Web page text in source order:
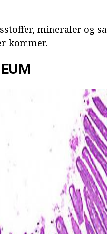
mineraler og
kommer.